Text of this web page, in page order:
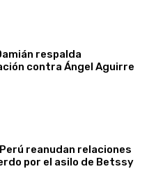
respalda
contra Ángel Aguirre
reanudan relaciones
por el asilo de Betssy